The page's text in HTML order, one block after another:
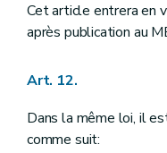
Cet article entrera en
après publication au
Art. 12.
Dans la même loi, il
comme suit: